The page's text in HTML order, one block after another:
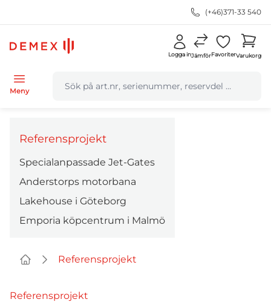
(+46)371-33 540
Logga inJämförFavoriterVarukorg
Meny
Referensprojekt
Specialanpassade Jet-Gates
Anderstorps motorbana
Lakehouse i Göteborg
Emporia köpcentrum i Malmö
Referensprojekt
Referensprojekt